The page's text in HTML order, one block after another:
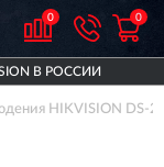
0 0
В РОССИИ
HIKVISION DS-